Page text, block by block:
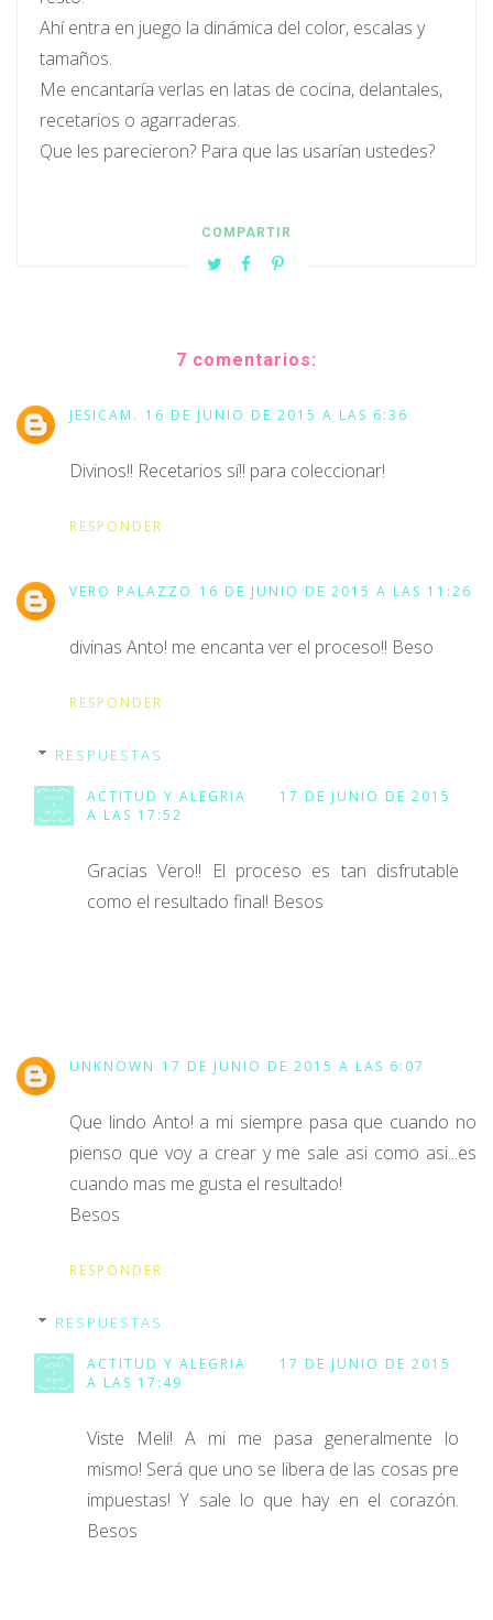
Ahí entra en juego la dinámica del color, escalas y
tamaños.
Me encantaría verlas en latas de cocina, delantales,
recetarios o agarraderas.
Que les parecieron? Para que las usarían ustedes?
COMPARTIR
7 comentarios:
JESICAM. 16 DE JUNIO DE 2015 A LAS 6:36
Divinos!! Recetarios sí!! para coleccionar!
RESPONDER
VERO PALAZZO 16 DE JUNIO DE 2015 A LAS 11:26
divinas Anto! me encanta ver el proceso!! Beso
RESPONDER
RESPUESTAS
ACTITUD Y ALEGRIA
17 DE JUNIO DE 2015
A LAS 17:52
Gracias Vero!! El proceso es tan disfrutable
como el resultado final! Besos
UNKNOWN 17 DE JUNIO DE 2015 A LAS 6:07
Que lindo Anto! a mi siempre pasa que cuando no
pienso que voy a crear y me sale asi como asi...es
cuando mas me gusta el resultado!
Besos
RESPONDER
RESPUESTAS
ACTITUD Y ALEGRIA
17 DE JUNIO DE 2015
A LAS 17:49
Viste Meli! A mi me pasa generalmente lo
mismo! Será que uno se libera de las cosas pre
impuestas! Y sale lo que hay en el corazón.
Besos